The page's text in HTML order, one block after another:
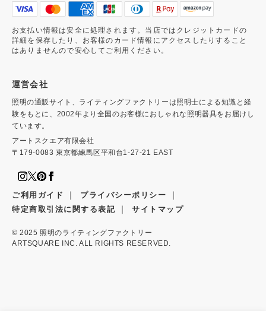
お支払い情報は安全に処理されます。当店ではクレジットカードの
詳細を保存したり、お客様のカード情報にアクセスしたりすること
はありませんので安心してご利用ください。
運営会社
照明の通販サイト、ライティングファクトリーは照明士による知識と経
験をもとに、2002年より全国のお客様におしゃれな照明器具をお届けし
ています。
アートスクエア有限会社
〒179-0083 東京都練馬区平和台1-27-21 EAST
ご利用ガイド ｜ プライバシーポリシー ｜
特定商取引法に関する表記 ｜ サイトマップ
© 2025 照明のライティングファクトリー
ARTSQUARE INC. ALL RIGHTS RESERVED.